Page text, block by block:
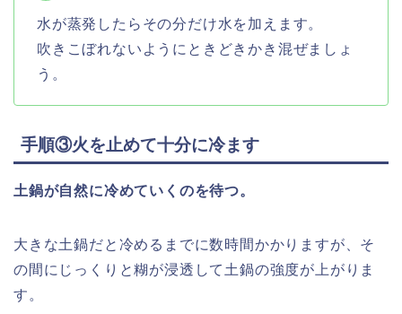
水が蒸発したらその分だけ水を加えます。
吹きこぼれないようにときどきかき混ぜましょ
う。
手順③火を止めて十分に冷ます
土鍋が自然に冷めていくのを待つ。
大きな土鍋だと冷めるまでに数時間かかりますが、そ
の間にじっくりと糊が浸透して土鍋の強度が上がりま
す。